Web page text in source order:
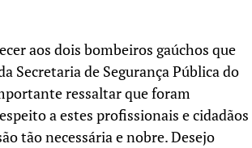
aos dois bombeiros gaúchos que
Secretaria de Segurança Pública do
ressaltar que foram
a estes profissionais e cidadãos
tão necessária e nobre. Desejo